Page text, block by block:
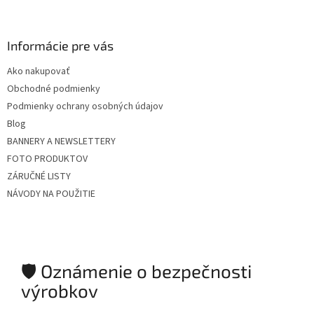
Informácie pre vás
Ako nakupovať
Obchodné podmienky
Podmienky ochrany osobných údajov
Blog
BANNERY A NEWSLETTERY
FOTO PRODUKTOV
ZÁRUČNÉ LISTY
NÁVODY NA POUŽITIE
🛡️ Oznámenie o bezpečnosti
výrobkov